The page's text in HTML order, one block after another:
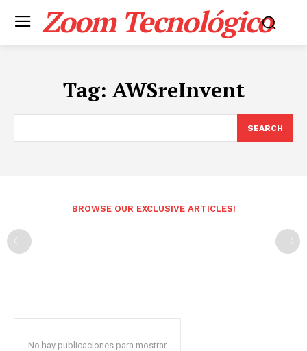
Zoom Tecnológico
Tag: AWSreInvent
SEARCH
BROWSE OUR EXCLUSIVE ARTICLES!
No hay publicaciones para mostrar